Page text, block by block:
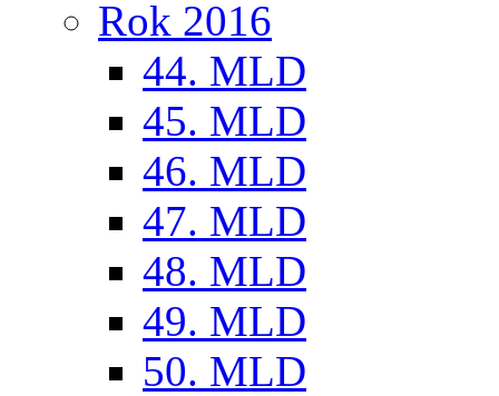
Rok 2016
44. MLD
45. MLD
46. MLD
47. MLD
48. MLD
49. MLD
50. MLD